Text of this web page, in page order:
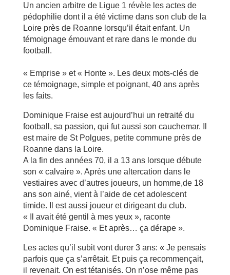
Un ancien arbitre de Ligue 1 révèle les actes de
pédophilie dont il a été victime dans son club de la
Loire près de Roanne lorsqu’il était enfant. Un
témoignage émouvant et rare dans le monde du
football.
« Emprise » et « Honte ». Les deux mots-clés de
ce témoignage, simple et poignant, 40 ans après
les faits.
Dominique Fraise est aujourd’hui un retraité du
football, sa passion, qui fut aussi son cauchemar. Il
est maire de St Polgues, petite commune près de
Roanne dans la Loire.
A la fin des années 70, il a 13 ans lorsque débute
son « calvaire ». Après une altercation dans le
vestiaires avec d’autres joueurs, un homme,de 18
ans son ainé, vient à l’aide de cet adolescent
timide. Il est aussi joueur et dirigeant du club.
« Il avait été gentil à mes yeux », raconte
Dominique Fraise. « Et après… ça dérape ».
Les actes qu’il subit vont durer 3 ans: « Je pensais
parfois que ça s’arrêtait. Et puis ça recommençait,
il revenait. On est tétanisés. On n’ose même pas